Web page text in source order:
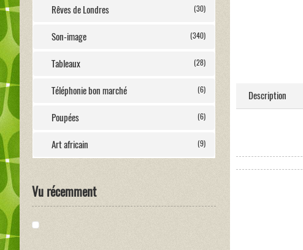
Rêves de Londres (30)
Son-image (340)
Tableaux (28)
Téléphonie bon marché (6)
Poupées (6)
Art africain (9)
Vu récemment
Description